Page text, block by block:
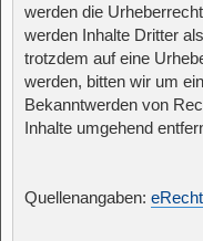
werden die
werden Inhalte Dritter
trotzdem auf eine
werden, bitten wir um
Bekanntwerden von
Inhalte umgehend
Quellenangaben: